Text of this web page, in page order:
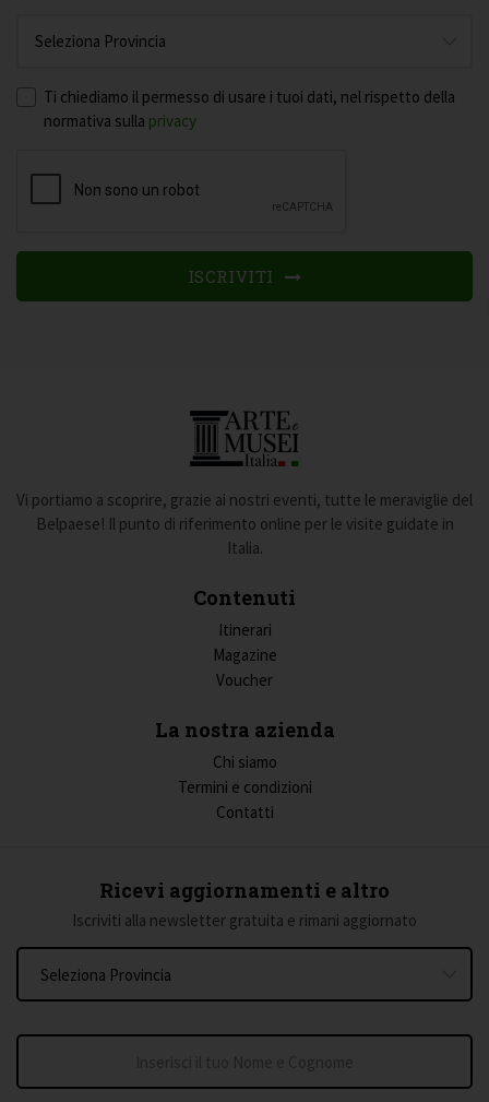
Ti chiediamo il permesso di usare i tuoi dati, nel rispetto della
normativa sulla privacy
ISCRIVITI
Vi portiamo a scoprire, grazie ai nostri eventi, tutte le meraviglie del
Belpaese! Il punto di riferimento online per le visite guidate in
Italia.
Contenuti
Itinerari
Magazine
Voucher
La nostra azienda
Chi siamo
Termini e condizioni
Contatti
Ricevi aggiornamenti e altro
Iscriviti alla newsletter gratuita e rimani aggiornato